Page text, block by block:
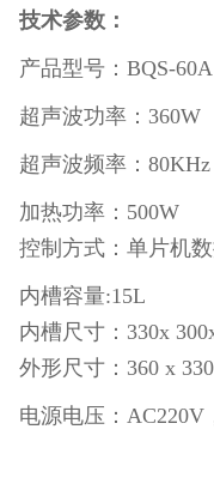
技术参数：
产品型号：BQS-60A
超声波功率：360W
超声波频率：80KHz
加热功率：500W
控制方式：单片机
内槽容量:15L
内槽尺寸：330x
外形尺寸：360 x
电源电压：AC220V